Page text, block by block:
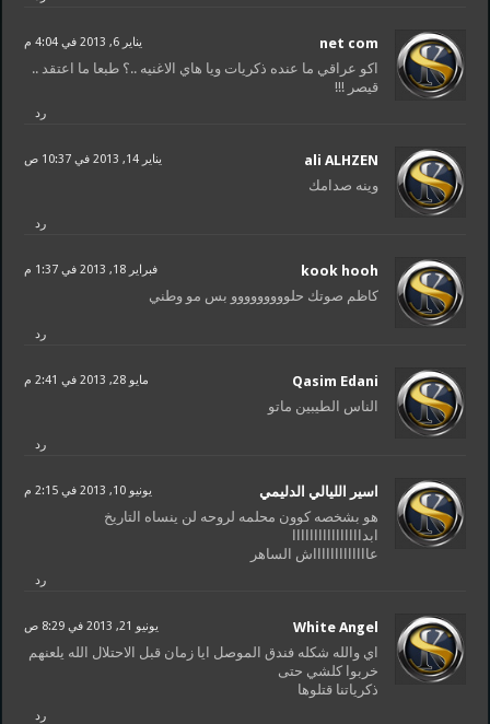
net com يناير 6, 2013 في 4:04 م
اكو عراقي ما عنده ذكريات ويا هاي الاغنيه ..؟ طبعا ما اعتقد ..
قيصر !!!
رد
ali ALHZEN يناير 14, 2013 في 10:37 ص
وينه صدامك
رد
kook hooh فبراير 18, 2013 في 1:37 م
كاظم صوتك حلووووووووو بس مو وطني
رد
Qasim Edani مايو 28, 2013 في 2:41 م
الناس الطيبين ماتو
رد
اسير الليالي الدليمي يونيو 10, 2013 في 2:15 م
هو بشخصه كوون محلمه لروحه لن ينساه التاريخ
ابداااااااااااااااا
عاااااااااااااش الساهر
رد
White Angel يونيو 21, 2013 في 8:29 ص
اي والله شكله فندق الموصل ايا زمان قبل الاحتلال الله يلعنهم
خربوا كلشي حتى
ذكرياتنا قتلوها
رد